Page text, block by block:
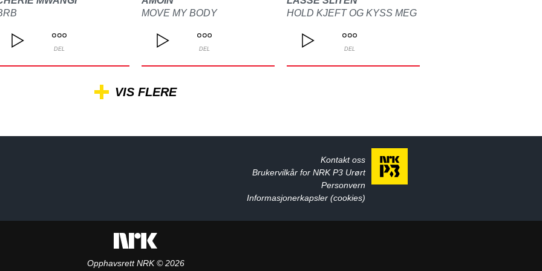
DEL
MOVE MY BODY
DEL
HOLD KJEFT OG KYSS MEG
DEL
VIS FLERE
Kontakt oss
Brukervilkår for NRK P3 Urørt
Personvern
Informasjonerkapsler (cookies)
Opphavsrett NRK © 2026